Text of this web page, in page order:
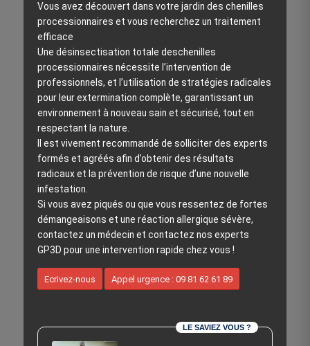
Vous avez découvert dans votre jardin des chenilles
processionnaires et vous recherchez un traitement
efficace
Une désinsectisation totale deschenilles
processionnaires nécessite l’intervention de
professionnels, et l’utilisation de stratégies radicales
pour leur extermination complète, garantissant un
environnement à nouveau sain et sécurisé, tout en
respectant la nature.
Il est vivement recommandé de solliciter des experts
formés et agréés afin d’obtenir des résultats
radicaux et la prévention de risque d’une nouvelle
infestation.
Si vous avez piqués ou que vous ressentez de fortes
démangeaisons et une réaction allergique sévère,
contactez un médecin et contactez nos experts
GP3D pour une intervention rapide chez vous !
Ecrivez-nous Appel urgence : 09 81 62 61 89
LE SAVIEZ VOUS ?